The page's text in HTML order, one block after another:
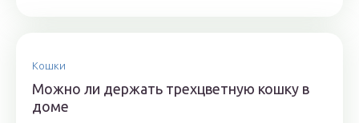
Кошки
Можно ли держать трехцветную кошку в
доме